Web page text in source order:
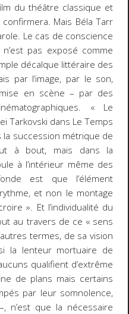
du théâtre classique et
Mais Béla Tarr
Le cas de conscience
pas exposé comme
décalque littéraire des
par l’image, par le son,
en scène – par des
« Le
Tarkovski dans Le Temps
succession métrique de
à bout, mais dans la
à l’intérieur même des
est que l’élément
et non le montage
». Et l’individualité du
au travers de ce « sens
termes, de sa vision
la lenteur mortuaire de
qualifient d’extrême
de plans mais certains
par leur somnolence,
n’est que la nécessaire